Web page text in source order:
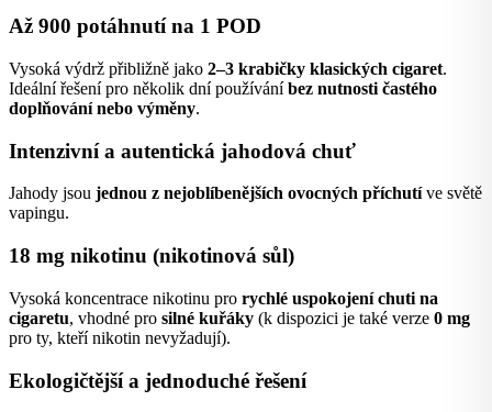
Až 900 potáhnutí na 1 POD
Vysoká výdrž přibližně jako 2–3 krabičky klasických cigaret.
Ideální řešení pro několik dní používáníbez nutnosti častého
doplňování nebo výměny.
Intenzivní a autentická jahodová chuť
Jahody jsou jednou z nejoblíbenějších ovocných příchutíve světě
vapingu.
18 mg nikotinu (nikotinová sůl)
Vysoká koncentrace nikotinu pro rychlé uspokojení chuti na
cigaretu, vhodné pro silné kuřáky (k dispozici je také verze 0 mg
pro ty, kteří nikotin nevyžadují).
Ekologičtější a jednoduché řešení